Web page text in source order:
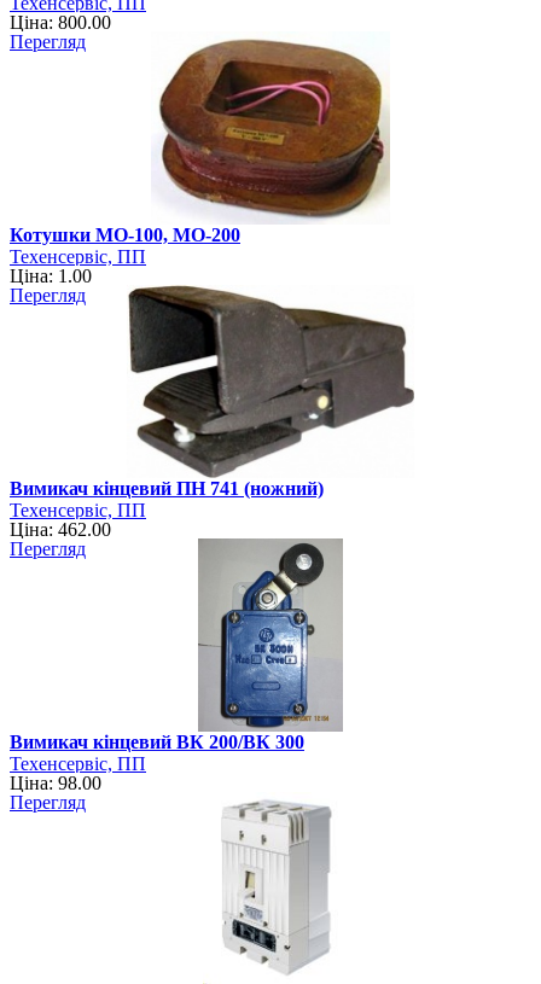
Ціна: 800.00
Перегляд
Котушки МО-100, МО-200
Техенсервіс, ПП
Ціна: 1.00
Перегляд
Вимикач кінцевий ПН 741 (ножний)
Техенсервіс, ПП
Ціна: 462.00
Перегляд
Вимикач кінцевий ВК 200/ВК 300
Техенсервіс, ПП
Ціна: 98.00
Перегляд